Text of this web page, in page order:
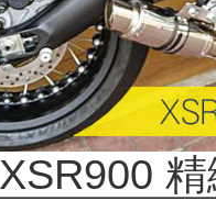
XSR900